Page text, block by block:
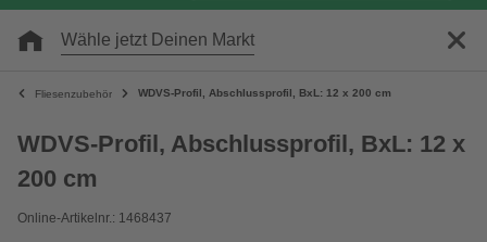
Wähle jetzt Deinen Markt
Fliesenzubehör WDVS-Profil, Abschlussprofil, BxL: 12 x 200 cm
WDVS-Profil, Abschlussprofil, BxL: 12 x
200 cm
Online-Artikelnr.: 1468437